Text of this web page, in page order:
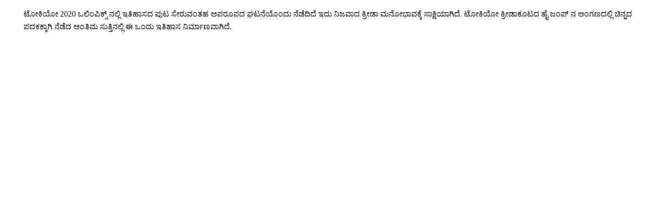
ಟೋಕಿಯೋ 2020 ಒಲಿಂಪಿಕ್ಸ್ ನಲ್ಲಿ ಇತಿಹಾಸದ ಪುಟ ಸೇರುವಂತಹ ಅಪರೂಪದ ಘಟನೆಯೊಂದು ನೆಡೆದಿದೆ ಇದು ನಿಜವಾದ ಕ್ರೀಡಾ ಮನೋಭಾವಕ್ಕೆ ಸಾಕ್ಷಿಯಾಗಿದೆ. ಟೋಕಿಯೋ ಕ್ರೀಡಾಕೂಟದ ಹೈ ಜಂಪ್ ನ ಅಂಗಣದಲ್ಲಿ ಚಿನ್ನದ
ಪದಕಕ್ಕಾಗಿ ನೆಡೆದ ಅಂತಿಮ ಸುತ್ತಿನಲ್ಲಿ ಈ ಒಂದು ಇತಿಹಾಸ ನಿರ್ಮಾಣವಾಗಿದೆ.